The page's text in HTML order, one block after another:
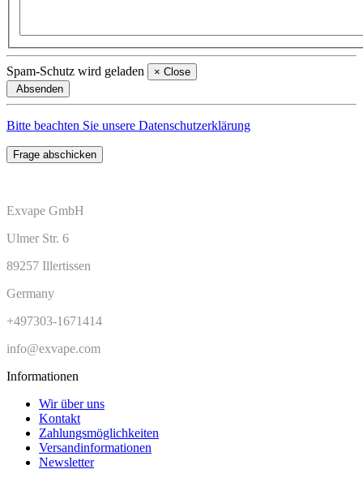
Spam-Schutz wird geladen × Close
Absenden
Bitte beachten Sie unsere Datenschutzerklärung
Frage abschicken
Exvape GmbH
Ulmer Str. 6
89257 Illertissen
Germany
+497303-1671414
info@exvape.com
Informationen
Wir über uns
Kontakt
Zahlungsmöglichkeiten
Versandinformationen
Newsletter